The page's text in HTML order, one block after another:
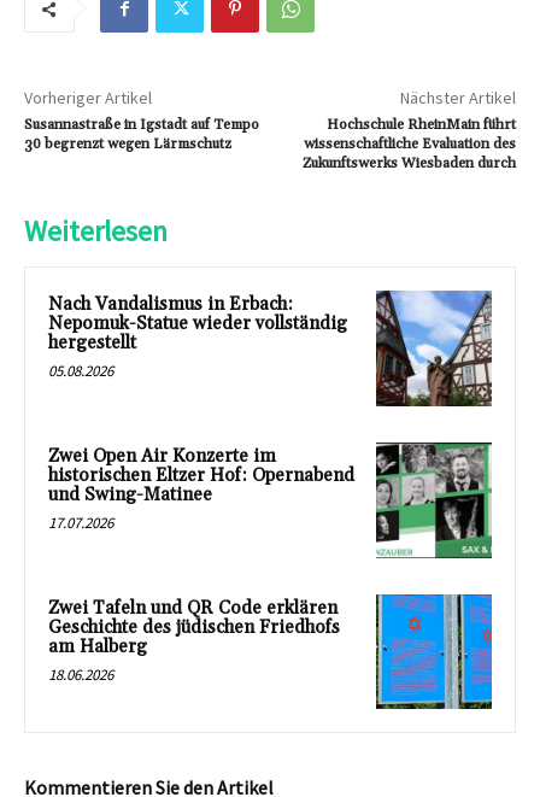
Vorheriger Artikel
Susannastraße in Igstadt auf Tempo
30 begrenzt wegen Lärmschutz
Nächster Artikel
Hochschule RheinMain führt
wissenschaftliche Evaluation des
Zukunftswerks Wiesbaden durch
Weiterlesen
Nach Vandalismus in Erbach:
Nepomuk-Statue wieder vollständig
hergestellt
05.08.2026
Zwei Open Air Konzerte im
historischen Eltzer Hof: Opernabend
und Swing-Matinee
17.07.2026
Zwei Tafeln und QR Code erklären
Geschichte des jüdischen Friedhofs
am Halberg
18.06.2026
Kommentieren Sie den Artikel